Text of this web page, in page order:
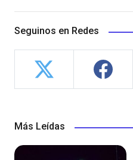
Seguinos en Redes
Más Leídas